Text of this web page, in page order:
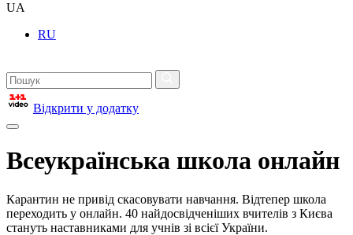
UA
RU
Відкрити у додатку
Всеукраїнська школа онлайн
Карантин не привід скасовувати навчання. Відтепер школа
переходить у онлайн. 40 найдосвідченіших вчителів з Києва
стануть наставниками для учнів зі всієї України.